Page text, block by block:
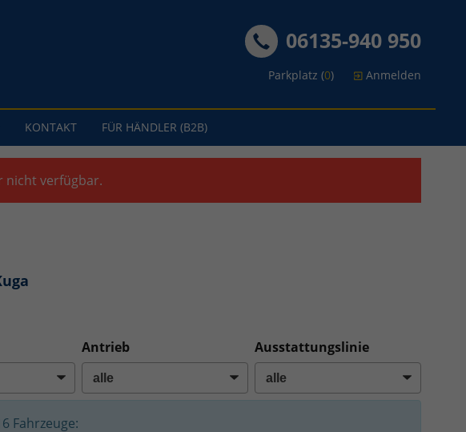
06135-940 950
Parkplatz (0) Anmelden
KONTAKT FÜR HÄNDLER (B2B)
nicht verfügbar.
Antrieb Ausstattungslinie
Fahrzeuge: